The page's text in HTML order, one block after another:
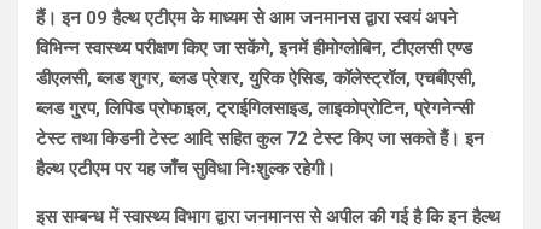
हैं। इन 09 हैल्थ एटीएम के माध्यम से आम जनमानस द्वारा स्वयं अपने
विभिन्न स्वास्थ्य परीक्षण किए जा सकेंगे, इनमें हीमोग्लोबिन, टीएलसी एण्ड
डीएलसी, ब्लड शुगर, ब्लड प्रेशर, युरिक ऐसिड, कॉलेस्ट्रॉल, एचबीएसी,
ब्लड गु्रप, लिपिड प्रोफाइल, ट्राईगिलसाइड, लाइकोप्रोटिन, प्रेगनेन्सी
टेस्ट तथा किडनी टेस्ट आदि सहित कुल 72 टेस्ट किए जा सकते हैं। इन
हैल्थ एटीएम पर यह जाँच सुविधा निःशुल्क रहेगी।
इस सम्बन्ध में स्वास्थ्य विभाग द्वारा जनमानस से अपील की गई है कि इन हैल्थ